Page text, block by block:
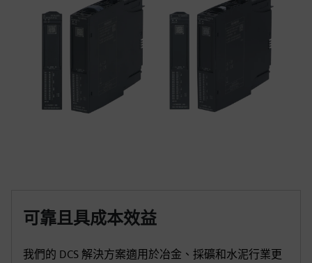
可靠且具成本效益
我們的 DCS 解決方案適用於冶金、採礦和水泥行業更